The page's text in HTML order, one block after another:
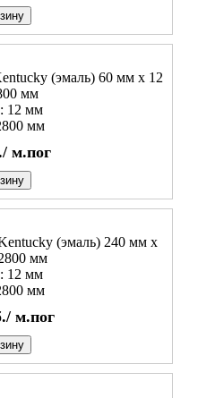
(эмаль) 60 мм х 12
мм
12 мм
мм
м.пог
(эмаль) 240 мм х
мм
12 мм
мм
м.пог